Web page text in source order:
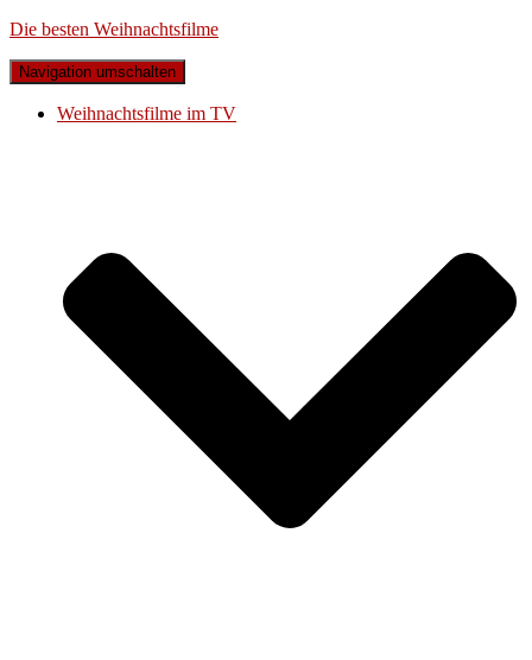
Die besten Weihnachtsfilme
Navigation umschalten
Weihnachtsfilme im TV